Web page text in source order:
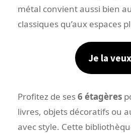
métal convient aussi bien
classiques qu’aux espaces
Je la
Profitez de ses6 étagères
livres, objets décoratifs ou
avec style. Cette